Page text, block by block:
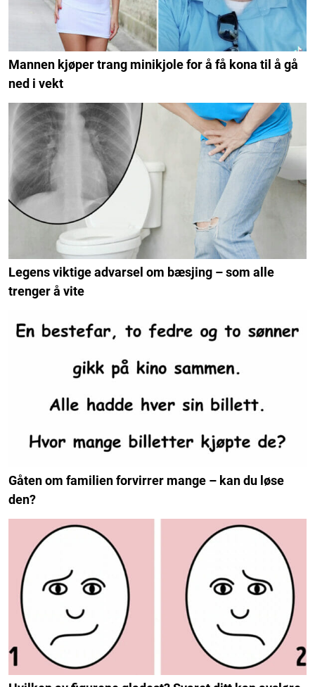
Mannen kjøper trang minikjole for å få kona til å gå
ned i vekt
Legens viktige advarsel om bæsjing – som alle
trenger å vite
Gåten om familien forvirrer mange – kan du løse
den?